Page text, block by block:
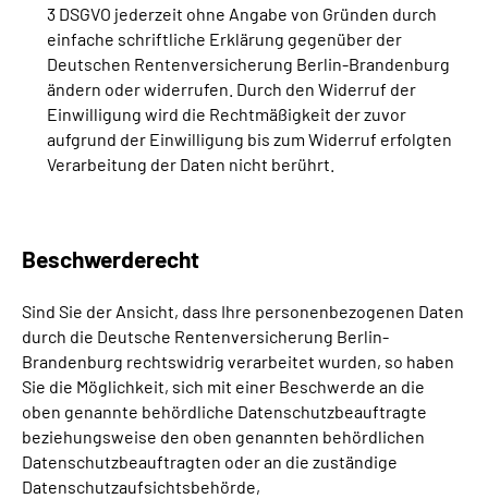
3 DSGVO jederzeit ohne Angabe von Gründen durch
einfache schriftliche Erklärung gegenüber der
Deutschen Rentenversicherung Berlin-Brandenburg
ändern oder widerrufen. Durch den Widerruf der
Einwilligung wird die Rechtmäßigkeit der zuvor
aufgrund der Einwilligung bis zum Widerruf erfolgten
Verarbeitung der Daten nicht berührt.
Beschwerderecht
Sind Sie der Ansicht, dass Ihre personenbezogenen Daten
durch die Deutsche Rentenversicherung Berlin-
Brandenburg rechtswidrig verarbeitet wurden, so haben
Sie die Möglichkeit, sich mit einer Beschwerde an die
oben genannte behördliche Datenschutzbeauftragte
beziehungsweise den oben genannten behördlichen
Datenschutzbeauftragten oder an die zuständige
Datenschutzaufsichtsbehörde,